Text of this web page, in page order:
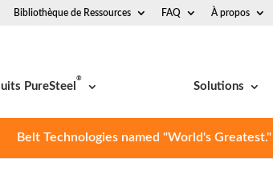
Bibliothèque de Ressources FAQ À propos
PureSteel
®
Solutions
Belt Technologies named "World's Greatest."